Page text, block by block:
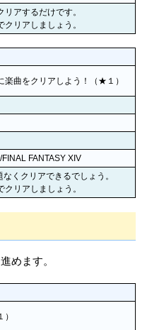
アするだけです。
リアしましょう。
楽曲をクリアしよう！（★１）
FANTASY XIV
くクリアできるでしょう。
リアしましょう。
めます。